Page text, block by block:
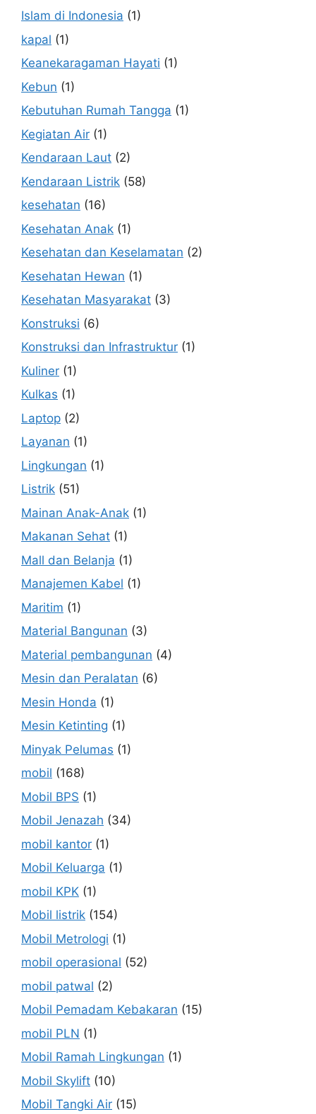
Islam di Indonesia (1)
kapal (1)
Keanekaragaman Hayati (1)
Kebun (1)
Kebutuhan Rumah Tangga (1)
Kegiatan Air (1)
Kendaraan Laut (2)
Kendaraan Listrik (58)
kesehatan (16)
Kesehatan Anak (1)
Kesehatan dan Keselamatan (2)
Kesehatan Hewan (1)
Kesehatan Masyarakat (3)
Konstruksi (6)
Konstruksi dan Infrastruktur (1)
Kuliner (1)
Kulkas (1)
Laptop (2)
Layanan (1)
Lingkungan (1)
Listrik (51)
Mainan Anak-Anak (1)
Makanan Sehat (1)
Mall dan Belanja (1)
Manajemen Kabel (1)
Maritim (1)
Material Bangunan (3)
Material pembangunan (4)
Mesin dan Peralatan (6)
Mesin Honda (1)
Mesin Ketinting (1)
Minyak Pelumas (1)
mobil (168)
Mobil BPS (1)
Mobil Jenazah (34)
mobil kantor (1)
Mobil Keluarga (1)
mobil KPK (1)
Mobil listrik (154)
Mobil Metrologi (1)
mobil operasional (52)
mobil patwal (2)
Mobil Pemadam Kebakaran (15)
mobil PLN (1)
Mobil Ramah Lingkungan (1)
Mobil Skylift (10)
Mobil Tangki Air (15)